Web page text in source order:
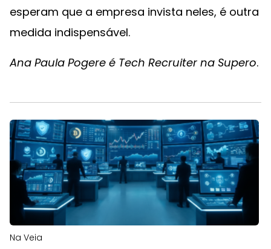
esperam que a empresa invista neles, é outra
medida indispensável.
Ana Paula Pogere é Tech Recruiter na Supero.
Na Veia